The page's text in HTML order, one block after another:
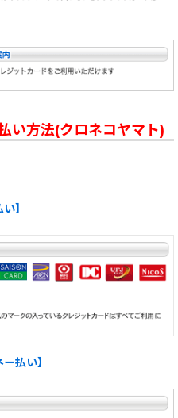
い方法(クロネコヤマト)
】
払い】